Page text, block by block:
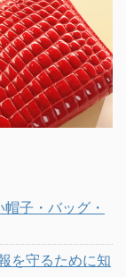
子・バッグ・
を守るために知